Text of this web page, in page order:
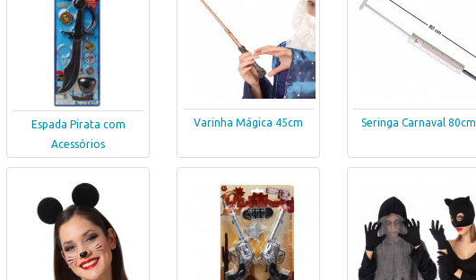
Espada Pirata com
Acessórios
Varinha Mágica 45cm Seringa Carnaval 80cm